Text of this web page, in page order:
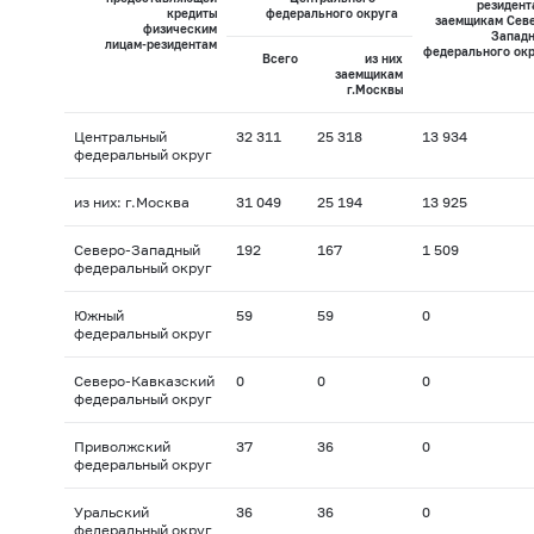
кредиты
физическим
лицам-резидентам
федерального округа
заемщикам
федерального
Всего
из них
заемщикам
г.Москвы
Центральный
федеральный округ
32 311 25 318 13 934
из них: г.Москва 31 049 25 194 13 925
Северо-Западный
федеральный округ
192 167 1 509
Южный
федеральный округ
59 59 0
Северо-Кавказский
федеральный округ
0 0 0
Приволжский
федеральный округ
37 36 0
Уральский
федеральный округ
36 36 0